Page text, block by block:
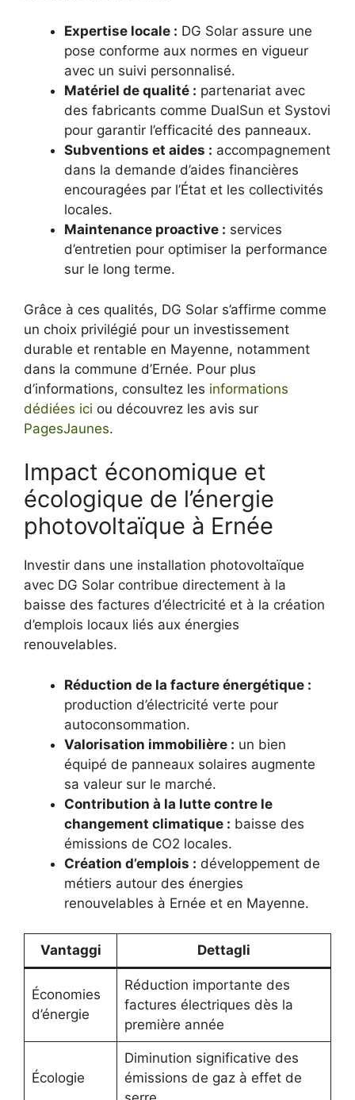
Expertise locale : DG Solar assure une
pose conforme aux normes en vigueur
avec un suivi personnalisé.
Matériel de qualité : partenariat avec
des fabricants comme DualSun et Systovi
pour garantir l’efficacité des panneaux.
Subventions et aides : accompagnement
dans la demande d’aides financières
encouragées par l’État et les collectivités
locales.
Maintenance proactive : services
d’entretien pour optimiser la performance
sur le long terme.
Grâce à ces qualités, DG Solar s’affirme comme
un choix privilégié pour un investissement
durable et rentable en Mayenne, notamment
dans la commune d’Ernée. Pour plus
d’informations, consultez les informations
dédiées ici ou découvrez les avis sur
PagesJaunes.
Impact économique et
écologique de l’énergie
photovoltaïque à Ernée
Investir dans une installation photovoltaïque
avec DG Solar contribue directement à la
baisse des factures d’électricité et à la création
d’emplois locaux liés aux énergies
renouvelables.
Réduction de la facture énergétique :
production d’électricité verte pour
autoconsommation.
Valorisation immobilière : un bien
équipé de panneaux solaires augmente
sa valeur sur le marché.
Contribution à la lutte contre le
changement climatique : baisse des
émissions de CO2 locales.
Création d’emplois : développement de
métiers autour des énergies
renouvelables à Ernée et en Mayenne.
Vantaggi Dettagli
Économies
d’énergie
Réduction importante des
factures électriques dès la
première année
Écologie
Diminution significative des
émissions de gaz à effet de